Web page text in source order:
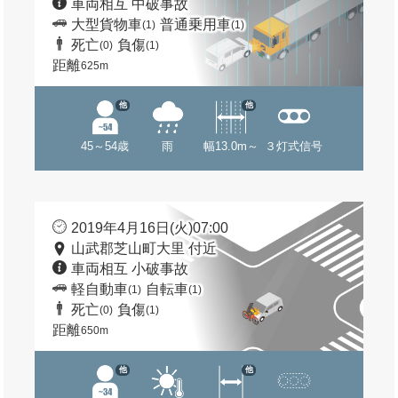
車両相互 中破事故
大型貨物車(1) 普通乗用車(1)
死亡(0) 負傷(1)
距離625m
45～54歳
他
雨 幅13.0m～
他
３灯式信号
2019年4月16日(火)07:00
山武郡芝山町大里 付近
車両相互 小破事故
軽自動車(1) 自転車(1)
死亡(0) 負傷(1)
距離650m
他 他